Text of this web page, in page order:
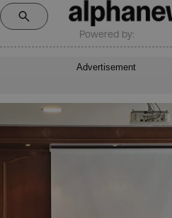
Powered by:
Advertisement